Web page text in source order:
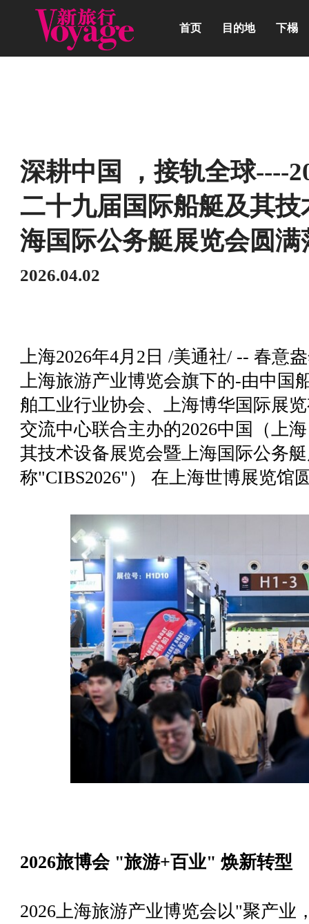
首页 目的地 下榻
深耕中国 ，接轨全球----
二十九届国际船艇及其
海国际公务艇展览会圆满
2026.04.02
上海2026年4月2日 /美通社/ -- 春意
上海旅游产业博览会旗下的-由中国
舶工业行业协会、上海博华国际展
交流中心联合主办的2026中国（上
其技术设备展览会暨上海国际公务
称"CIBS2026"） 在上海世博展览馆
2026旅博会 "旅游+百业" 焕新转型
2026上海旅游产业博览会以"聚产业